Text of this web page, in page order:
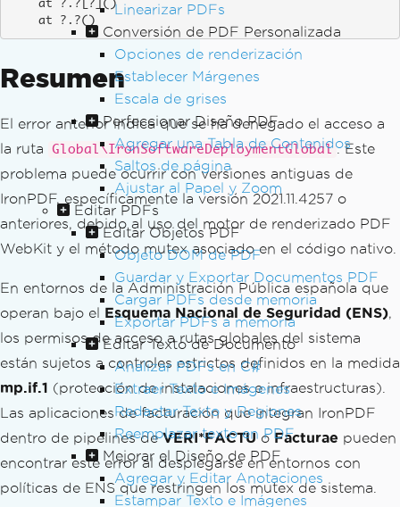
Linearizar PDFs
Conversión de PDF Personalizada
Opciones de renderización
Establecer Márgenes
Escala de grises
Perfeccionar Diseño PDF
Agregar una Tabla de Contenidos
Saltos de página
Ajustar al Papel y Zoom
Editar PDFs
Editar Objetos PDF
Objeto DOM de PDF
Guardar y Exportar Documentos PDF
Cargar PDFs desde memoria
Exportar PDFs a memoria
Editar Texto de Documento
Analizar PDFs en C#
Extraer Texto e Imágenes
Redactar Texto y Regiones
Reemplazar texto en PDF
Mejorar el Diseño de PDF
Agregar y Editar Anotaciones
Estampar Texto e Imágenes
    at ?.?()
Resumen
El error anterior indica que se ha denegado el acceso a
la ruta
Global\IronSoftwareDeploymentGlobal . Este
problema puede ocurrir con versiones antiguas de
IronPDF, específicamente la versión 2021.11.4257 o
anteriores, debido al uso del motor de renderizado PDF
WebKit y el método mutex asociado en el código nativo.
En entornos de la Administración Pública española que
operan bajo el Esquema Nacional de Seguridad (ENS),
los permisos de acceso a rutas globales del sistema
están sujetos a controles estrictos definidos en la medida
mp.if.1 (protección de instalaciones e infraestructuras).
Las aplicaciones de facturación que integran IronPDF
dentro de pipelines deVERI*FACTUoFacturae pueden
encontrar este error al desplegarse en entornos con
políticas de ENS que restringen los mutex de sistema.